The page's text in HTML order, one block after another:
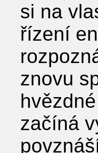
si na
řízení
znovu
začíná